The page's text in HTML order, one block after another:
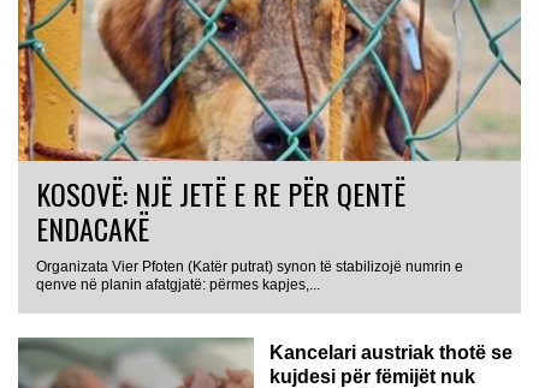
KOSOVË: NJË JETË E RE PËR QENTË
ENDACAKË
Organizata Vier Pfoten (Katër putrat) synon të stabilizojë numrin e
qenve në planin afatgjatë: përmes kapjes,...
Kancelari austriak thotë se
kujdesi për fëmijët nuk